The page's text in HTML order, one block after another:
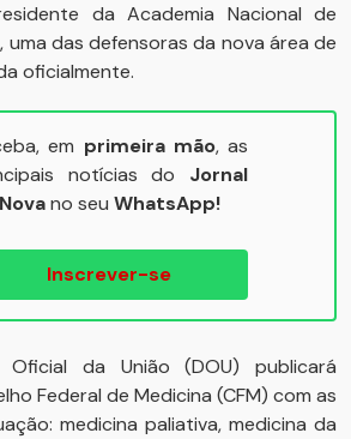
da Academia Nacional de
uma das defensoras da nova área de
oficialmente.
em primeira mão, as
notícias do Jornal
no seu WhatsApp!
Inscrever-se
Oficial da União (DOU) publicará
Federal de Medicina (CFM) com as
medicina paliativa, medicina da